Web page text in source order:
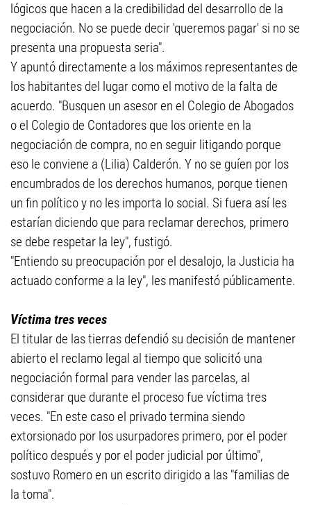
lógicos que hacen a la credibilidad del desarrollo de la
negociación. No se puede decir 'queremos pagar' si no se
presenta una propuesta seria".
Y apuntó directamente a los máximos representantes de
los habitantes del lugar como el motivo de la falta de
acuerdo. "Busquen un asesor en el Colegio de Abogados
o el Colegio de Contadores que los oriente en la
negociación de compra, no en seguir litigando porque
eso le conviene a (Lilia) Calderón. Y no se guíen por los
encumbrados de los derechos humanos, porque tienen
un fin político y no les importa lo social. Si fuera así les
estarían diciendo que para reclamar derechos, primero
se debe respetar la ley", fustigó.
"Entiendo su preocupación por el desalojo, la Justicia ha
actuado conforme a la ley", les manifestó públicamente.
Víctima tres veces
El titular de las tierras defendió su decisión de mantener
abierto el reclamo legal al tiempo que solicitó una
negociación formal para vender las parcelas, al
considerar que durante el proceso fue víctima tres
veces. "En este caso el privado termina siendo
extorsionado por los usurpadores primero, por el poder
político después y por el poder judicial por último",
sostuvo Romero en un escrito dirigido a las "familias de
la toma".